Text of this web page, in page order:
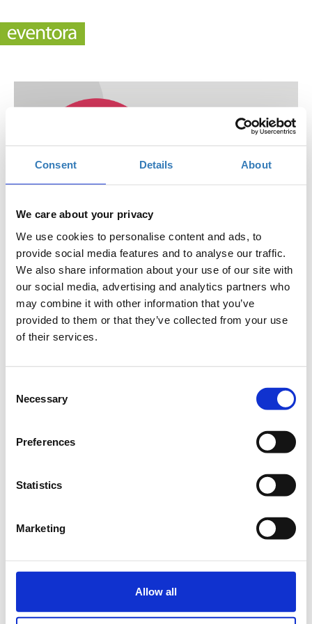
Consent Details About
We care about your privacy
We use cookies to personalise content and ads, to
provide social media features and to analyse our traffic.
We also share information about your use of our site with
our social media, advertising and analytics partners who
may combine it with other information that you’ve
provided to them or that they’ve collected from your use
of their services.
Selection
Necessary
Preferences
Statistics
Marketing
Allow all
ΑΡΙΣΤΟΤΕΛΙΣΤΕΣ - Παρουσίαση προγράμματος
Πότε;
Πέμπτη, 1 Δεκεμβρίου 2022 7:00 μμ
Προσθήκη στο ημερολόγιό σας
Εκδήλωση παρουσίασης του προγράμματος ΑΡΙΣΤΟΤΕΛΙΣΤΕΣ
Εκδόσεις ΝΗΣΟΣ - Εταιρία Μελετών Επιστημών του Ανθρώπου -